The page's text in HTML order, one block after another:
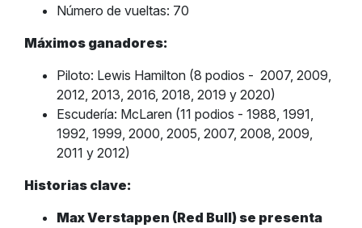
Número de vueltas: 70
Máximos ganadores:
Piloto: Lewis Hamilton (8 podios - 2007, 2009,
2012, 2013, 2016, 2018, 2019 y 2020)
Escudería: McLaren (11 podios - 1988, 1991,
1992, 1999, 2000, 2005, 2007, 2008, 2009,
2011 y 2012)
Historias clave:
Max Verstappen (Red Bull) se presenta